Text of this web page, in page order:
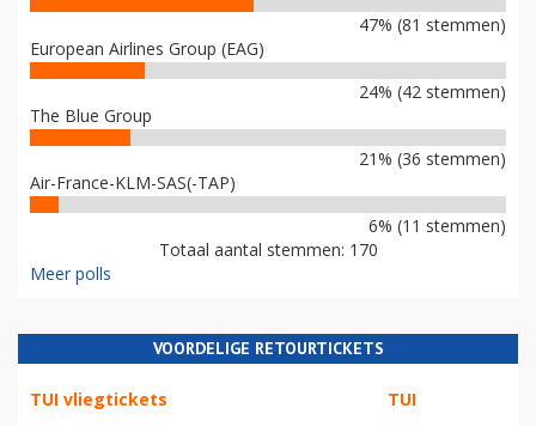
47% (81 stemmen)
European Airlines Group (EAG)
24% (42 stemmen)
The Blue Group
21% (36 stemmen)
Air-France-KLM-SAS(-TAP)
6% (11 stemmen)
Totaal aantal stemmen: 170
Meer polls
VOORDELIGE RETOURTICKETS
TUI vliegtickets TUI